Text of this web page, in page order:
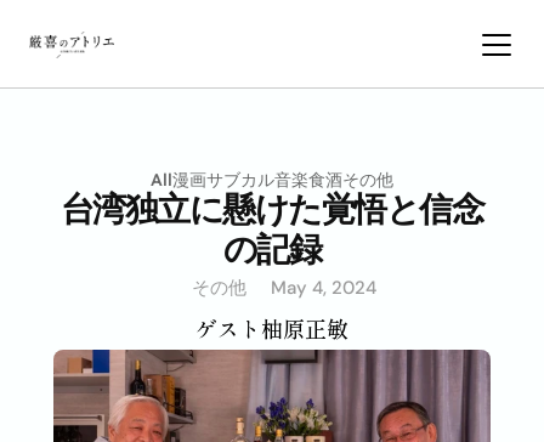
All漫画サブカル音楽食酒その他
台湾独立に懸けた覚悟と信念
の記録
その他 May 4, 2024
ゲスト 柚原正敏